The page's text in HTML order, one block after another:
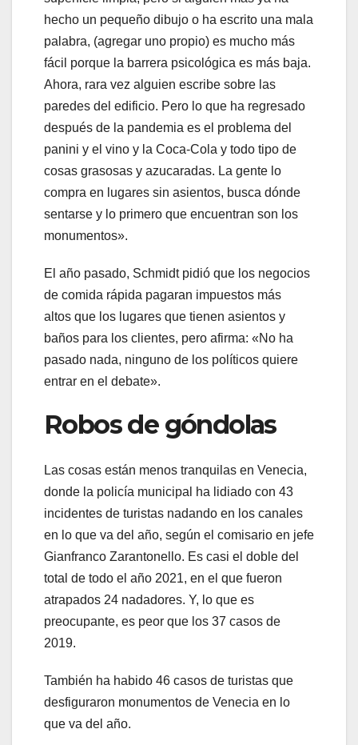
hecho un pequeño dibujo o ha escrito una mala
palabra, (agregar uno propio) es mucho más
fácil porque la barrera psicológica es más baja.
Ahora, rara vez alguien escribe sobre las
paredes del edificio. Pero lo que ha regresado
después de la pandemia es el problema del
panini y el vino y la Coca-Cola y todo tipo de
cosas grasosas y azucaradas. La gente lo
compra en lugares sin asientos, busca dónde
sentarse y lo primero que encuentran son los
monumentos».
El año pasado, Schmidt pidió que los negocios
de comida rápida pagaran impuestos más
altos que los lugares que tienen asientos y
baños para los clientes, pero afirma: «No ha
pasado nada, ninguno de los políticos quiere
entrar en el debate».
Robos de góndolas
Las cosas están menos tranquilas en Venecia,
donde la policía municipal ha lidiado con 43
incidentes de turistas nadando en los canales
en lo que va del año, según el comisario en jefe
Gianfranco Zarantonello. Es casi el doble del
total de todo el año 2021, en el que fueron
atrapados 24 nadadores. Y, lo que es
preocupante, es peor que los 37 casos de
2019.
También ha habido 46 casos de turistas que
desfiguraron monumentos de Venecia en lo
que va del año.